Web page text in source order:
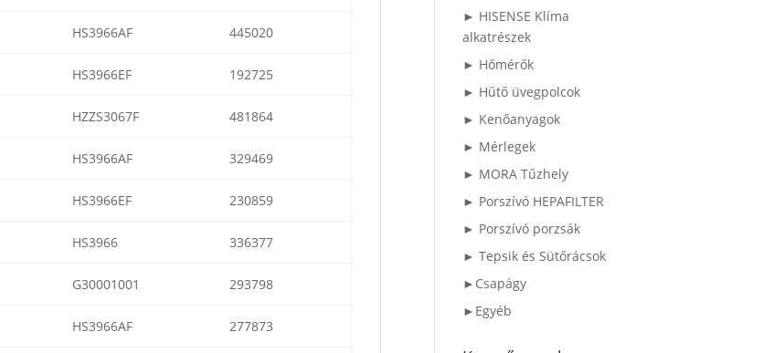
HS3966AF 445020
HS3966EF 192725
HZZS3067F 481864
HS3966AF 329469
HS3966EF 230859
HS3966 336377
G30001001 293798
HS3966AF 277873
► HISENSE Klíma
alkatrészek
► Hőmérők
► Hűtő üvegpolcok
► Kenőanyagok
► Mérlegek
► MORA Tűzhely
► Porszívó HEPAFILTER
► Porszívó porzsák
► Tepsik és Sütőrácsok
►Csapágy
►Egyéb